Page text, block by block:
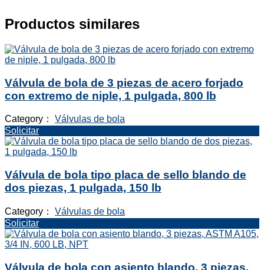
Productos similares
Válvula de bola de 3 piezas de acero forjado
con extremo de niple, 1 pulgada, 800 lb
Category： Válvulas de bola
Solicitar
Válvula de bola tipo placa de sello blando de
dos piezas, 1 pulgada, 150 lb
Category： Válvulas de bola
Solicitar
Válvula de bola con asiento blando, 3 piezas,